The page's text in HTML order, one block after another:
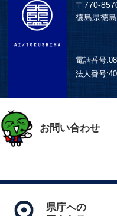
〒770-
徳島県徳
電話番号:
法人番号:
お問い合わせ
県庁への